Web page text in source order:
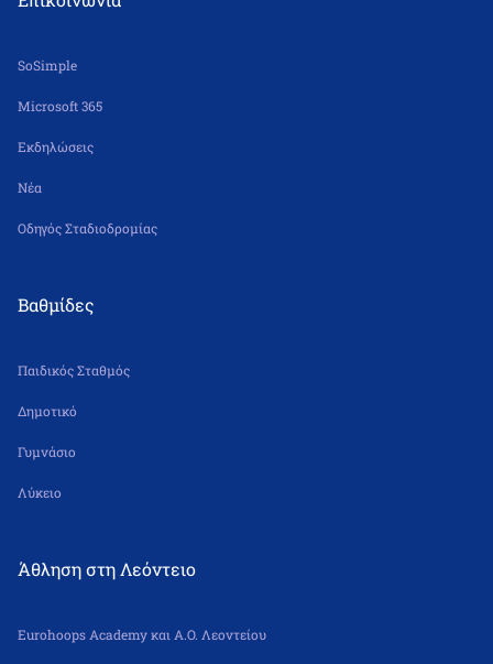
SoSimple
Microsoft 365
Εκδηλώσεις
Νέα
Οδηγός Σταδιοδρομίας
Βαθμίδες
Παιδικός Σταθμός
Δημοτικό
Γυμνάσιο
Λύκειο
Άθληση στη Λεόντειο
Eurohoops Academy και Α.Ο. Λεοντείου